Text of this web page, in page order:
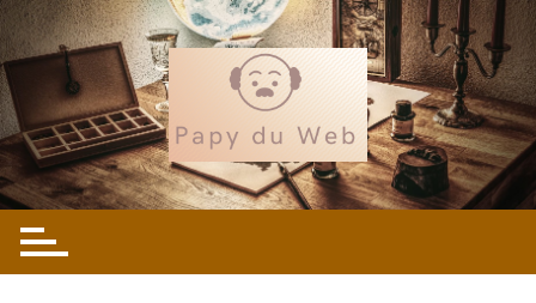
Skip
to
content